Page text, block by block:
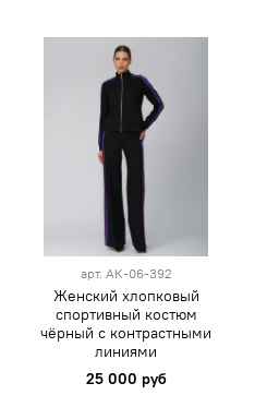
арт. АК-06-392
Женский хлопковый
спортивный костюм
чёрный с контрастными
линиями
25 000 руб